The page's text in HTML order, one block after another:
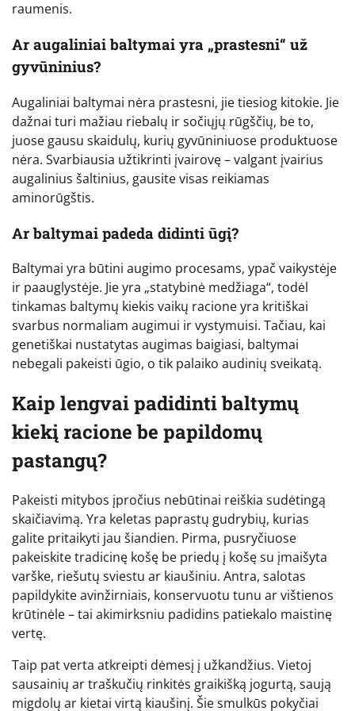
raumenis.
Ar augaliniai baltymai yra „prastesni“ už
gyvūninius?
Augaliniai baltymai nėra prastesni, jie tiesiog kitokie. Jie
dažnai turi mažiau riebalų ir sočiųjų rūgščių, be to,
juose gausu skaidulų, kurių gyvūniniuose produktuose
nėra. Svarbiausia užtikrinti įvairovę – valgant įvairius
augalinius šaltinius, gausite visas reikiamas
aminorūgštis.
Ar baltymai padeda didinti ūgį?
Baltymai yra būtini augimo procesams, ypač vaikystėje
ir paauglystėje. Jie yra „statybinė medžiaga“, todėl
tinkamas baltymų kiekis vaikų racione yra kritiškai
svarbus normaliam augimui ir vystymuisi. Tačiau, kai
genetiškai nustatytas augimas baigiasi, baltymai
nebegali pakeisti ūgio, o tik palaiko audinių sveikatą.
Kaip lengvai padidinti baltymų
kiekį racione be papildomų
pastangų?
Pakeisti mitybos įpročius nebūtinai reiškia sudėtingą
skaičiavimą. Yra keletas paprastų gudrybių, kurias
galite pritaikyti jau šiandien. Pirma, pusryčiuose
pakeiskite tradicinę košę be priedų į košę su įmaišyta
varške, riešutų sviestu ar kiaušiniu. Antra, salotas
papildykite avinžirniais, konservuotu tunu ar vištienos
krūtinėle – tai akimirksniu padidins patiekalo maistinę
vertę.
Taip pat verta atkreipti dėmesį į užkandžius. Vietoj
sausainių ar traškučių rinkitės graikišką jogurtą, saują
migdolų ar kietai virtą kiaušinį. Šie smulkūs pokyčiai